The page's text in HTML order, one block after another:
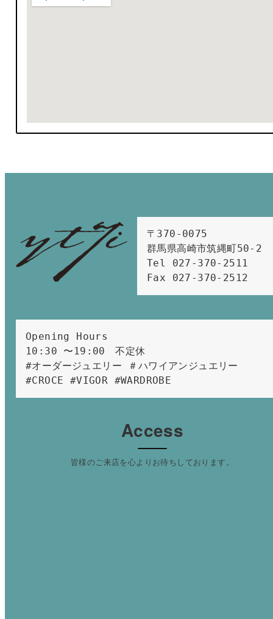
〒370-0075
群馬県高崎市筑縄町50-2
Tel 027-370-2511
Fax 027-370-2512
Opening Hours
10:30 〜19:00　不定休
#オーダージュエリー ＃ハワイアンジュエリー
#CROCE #VIGOR #WARDROBE
Access
皆様のご来店を心よりお待ちしております。